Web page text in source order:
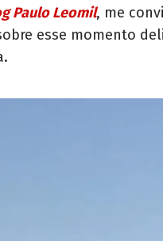
Paulo Leomil, me
esse momento